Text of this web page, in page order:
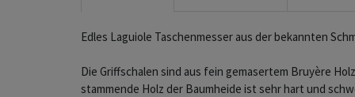
Edles Laguiole Taschenmesser aus der bekannten
Die Griffschalen sind aus fein gemasertem Bruyère
stammende Holz der Baumheide ist sehr hart und